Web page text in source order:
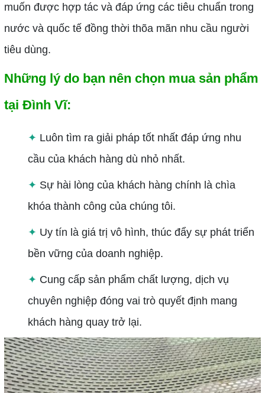
muốn được hợp tác và đáp ứng các tiêu chuẩn trong
nước và quốc tế đồng thời thõa mãn nhu cầu người
tiêu dùng.
Những lý do bạn nên chọn mua sản phẩm
tại Đình Vĩ:
✦ Luôn tìm ra giải pháp tốt nhất đáp ứng nhu
cầu của khách hàng dù nhỏ nhất.
✦ Sự hài lòng của khách hàng chính là chìa
khóa thành công của chúng tôi.
✦ Uy tín là giá trị vô hình, thúc đẩy sự phát triển
bền vững của doanh nghiệp.
✦ Cung cấp sản phẩm chất lượng, dịch vụ
chuyên nghiệp đóng vai trò quyết định mang
khách hàng quay trở lại.